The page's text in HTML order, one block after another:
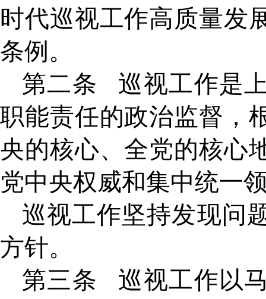
时代巡视工作高质量发
条例。
第二条
巡视工作是
职能责任的政治监督，
央的核心、全党的核心
党中央权威和集中统一
巡视工作坚持发现问
方针。
第三条
巡视工作以